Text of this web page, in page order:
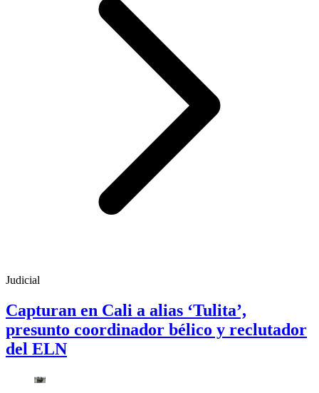
Judicial
Capturan en Cali a alias ‘Tulita’,
presunto coordinador bélico y reclutador
del ELN